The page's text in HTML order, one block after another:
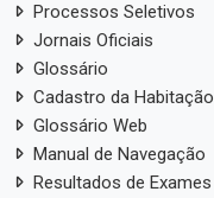
Processos Seletivos
Jornais Oficiais
Glossário
Cadastro da Habitação
Glossário Web
Manual de Navegação
Resultados de Exames